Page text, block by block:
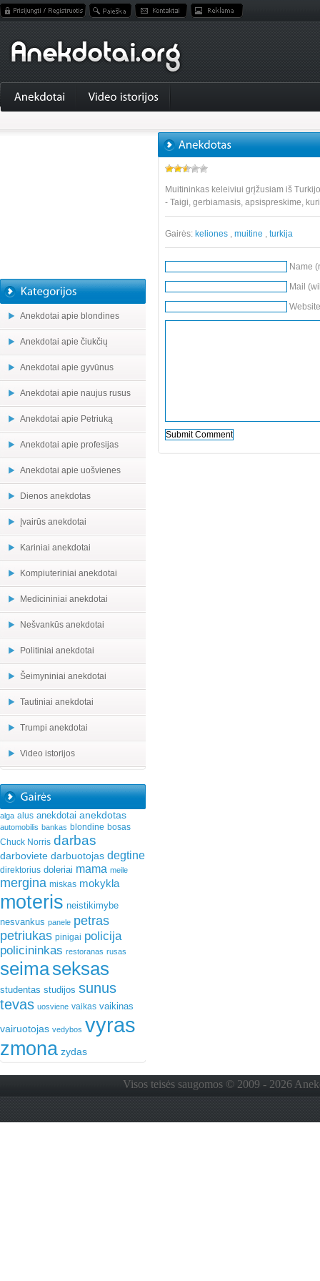
Anekdotai apie blondines
Anekdotai apie čiukčių
Anekdotai apie gyvūnus
Anekdotai apie naujus rusus
Anekdotai apie Petriuką
Anekdotai apie profesijas
Anekdotai apie uošvienes
Dienos anekdotas
Įvairūs anekdotai
Kariniai anekdotai
Kompiuteriniai anekdotai
Medicininiai anekdotai
Nešvankūs anekdotai
Politiniai anekdotai
Šeimyniniai anekdotai
Tautiniai anekdotai
Trumpi anekdotai
Video istorijos
alga alus anekdotai anekdotas
automobilis bankas blondine bosas
Chuck Norris darbas
darboviete darbuotojas degtine
direktorius doleriai mama meile
mergina miskas mokykla
moteris neistikimybe
nesvankus panele petras
petriukas pinigai policija
policininkas restoranas rusas
seimaseksas
studentas studijos sunus
tevas uosviene vaikas vaikinas
vairuotojas vedybos vyras
zmona zydas
Muitininkas keleiviui grįžusiam iš
- Taigi, gerbiamasis, apsispreskime,
Gairės: keliones ,muitine ,turkija
Name
Mail
Visos teisės saugomos © 2009 - 2026